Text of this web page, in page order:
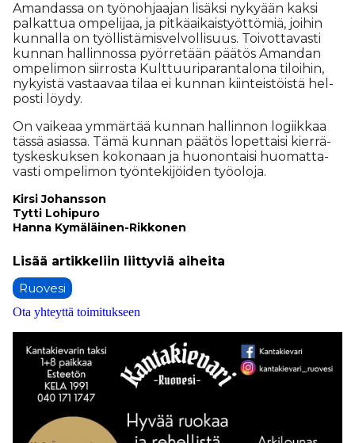
Aman­das­sa on työ­noh­jaa­jan li­säk­si ny­ky­ään kak­si
pal­kat­tua om­pe­li­jaa, ja pit­kä­ai­kais­työt­tö­miä, joi­hin
kun­nal­la on työl­lis­tä­mis­vel­vol­li­suus. Toi­vot­ta­vas­ti
kun­nan hal­lin­nos­sa pyör­re­tään pää­tös Aman­dan
om­pe­li­mon siir­ros­ta Kult­tuu­ri­pa­ran­ta­lo­na ti­loi­hin,
ny­kyis­tä vas­taa­vaa ti­laa ei kun­nan kiin­teis­töis­tä hel­
pos­ti löy­dy.
On vai­ke­aa ym­mär­tää kun­nan hal­lin­non lo­giik­kaa
täs­sä asi­as­sa. Tämä kun­nan pää­tös lo­pet­tai­si kier­rä­
tys­kes­kuk­sen ko­ko­naan ja huo­non­tai­si huo­mat­ta­
vas­ti om­pe­li­mon työn­te­ki­jöi­den työ­o­lo­ja.
Kir­si Jo­hans­son
Tyt­ti Lo­hi­pu­ro
Han­na Ky­mä­läi­nen-Rik­ko­nen
Ruovesi
Ota yhteyttä toimitukseen